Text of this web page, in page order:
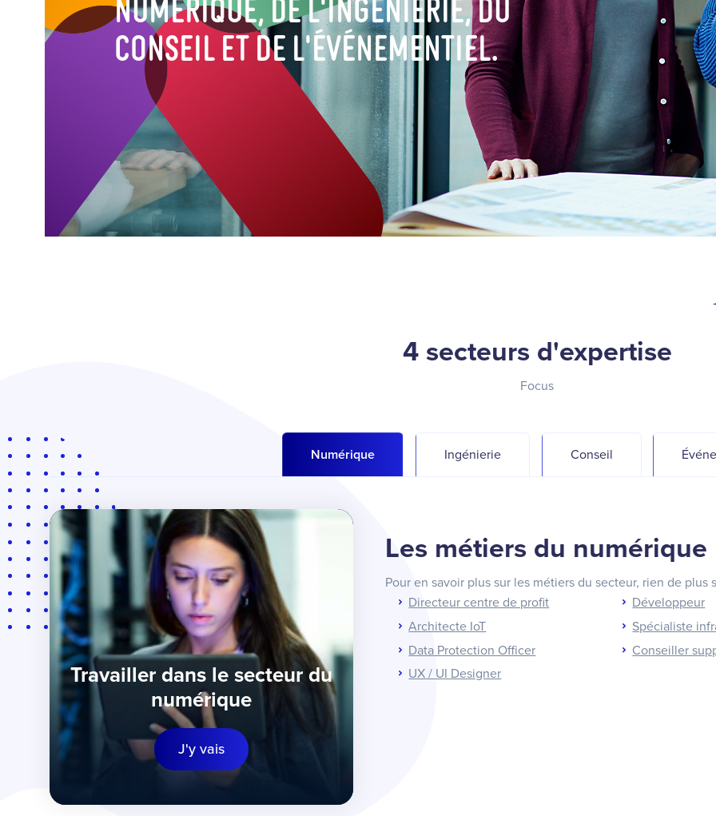
conseil et de l'événementiel.
4 secteurs d'expertise
Focus
Numérique Ingénierie Conseil
Les métiers du numérique
Pour en savoir plus sur les métiers du secteur, rien de plus
Directeur centre de profit
Architecte IoT
Data Protection Officer
UX / UI Designer
Développeur
Spécialiste
Conseiller
Travailler dans le secteur du
numérique
J'y vais